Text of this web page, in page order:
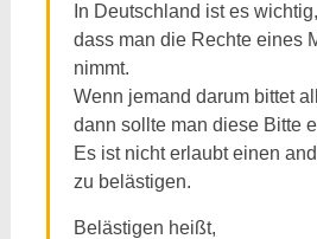
In Deutschland ist es wichtig,
dass man die Rechte eines
nimmt.
Wenn jemand darum bittet
dann sollte man diese Bitte
Es ist nicht erlaubt einen
zu belästigen.
Belästigen heißt,